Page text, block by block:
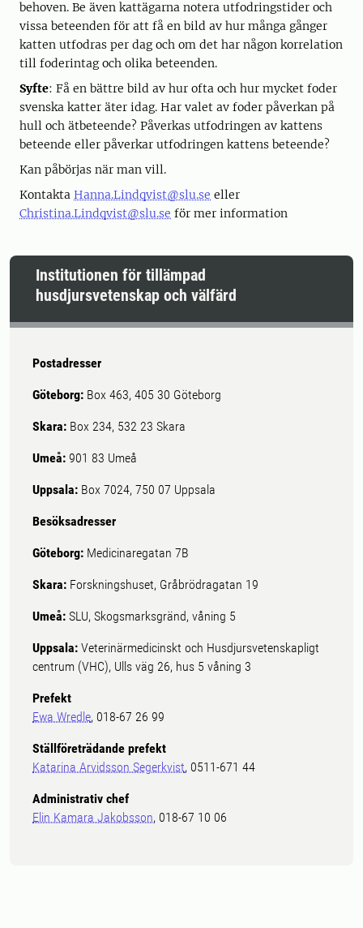
behoven. Be även kattägarna notera utfodringstider och
vissa beteenden för att få en bild av hur många gånger
katten utfodras per dag och om det har någon korrelation
till foderintag och olika beteenden.
Syfte: Få en bättre bild av hur ofta och hur mycket foder
svenska katter äter idag. Har valet av foder påverkan på
hull och ätbeteende? Påverkas utfodringen av kattens
beteende eller påverkar utfodringen kattens beteende?
Kan påbörjas när man vill.
Kontakta Hanna.Lindqvist@slu.se eller
Christina.Lindqvist@slu.se för mer information
Institutionen för tillämpad
husdjursvetenskap och välfärd
Postadresser
Göteborg: Box 463, 405 30 Göteborg
Skara: Box 234, 532 23 Skara
Umeå: 901 83 Umeå
Uppsala: Box 7024, 750 07 Uppsala
Besöksadresser
Göteborg: Medicinaregatan 7B
Skara: Forskningshuset, Gråbrödragatan 19
Umeå: SLU, Skogsmarksgränd, våning 5
Uppsala: Veterinärmedicinskt och Husdjursvetenskapligt
centrum (VHC), Ulls väg 26, hus 5 våning 3
Prefekt
Ewa Wredle, 018-67 26 99
Ställföreträdande prefekt
Katarina Arvidsson Segerkvist, 0511-671 44
Administrativ chef
Elin Kamara Jakobsson, 018-67 10 06